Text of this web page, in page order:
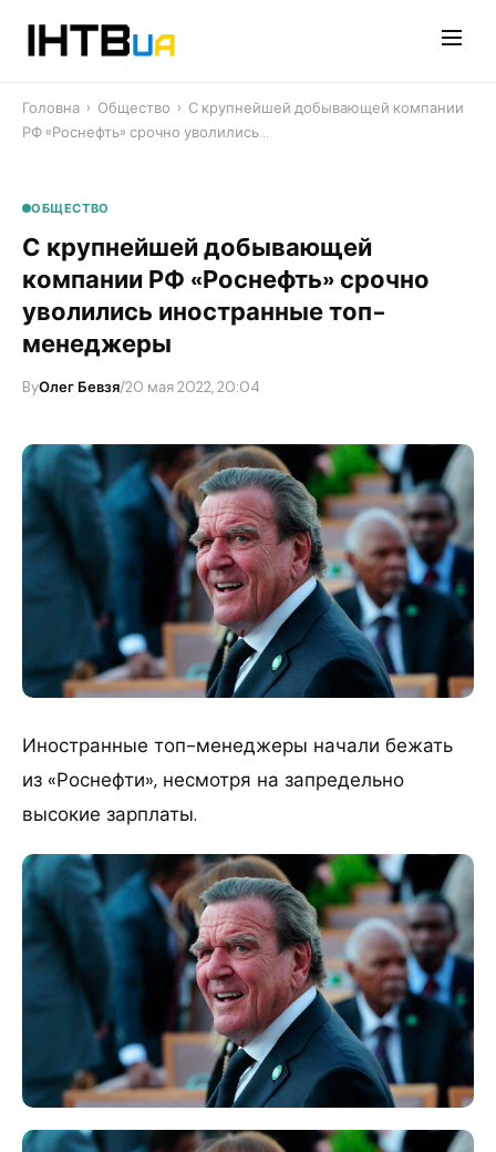
Головна › Общество › С крупнейшей добывающей компании
РФ «Роснефть» срочно уволились…
ОБЩЕСТВО
С крупнейшей добывающей
компании РФ «Роснефть» срочно
уволились иностранные топ-
менеджеры
ByОлег Бевзя/20 мая 2022, 20:04
Иностранные топ-менеджеры начали бежать
из «Роснефти», несмотря на запредельно
высокие зарплаты.